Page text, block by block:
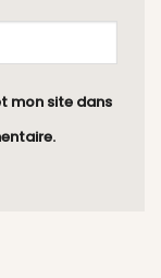
mon site dans